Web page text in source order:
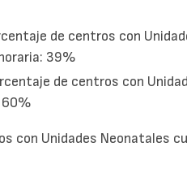
de centros con
39%
de centros con
con Unidades Neonatales